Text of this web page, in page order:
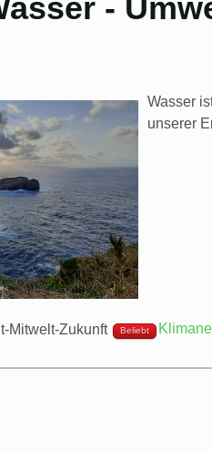
-
Wasser
unserer
Mitwelt-Zukunft Beliebt